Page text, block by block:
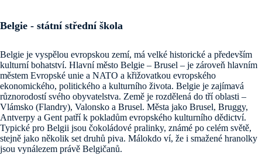
Belgie - státní střední škola
Belgie je vyspělou evropskou zemí, má velké historické a především
kulturní bohatství. Hlavní město Belgie – Brusel – je zároveň hlavním
městem Evropské unie a NATO a křižovatkou evropského
ekonomického, politického a kulturního života. Belgie je zajímavá
různorodostí svého obyvatelstva. Země je rozdělená do tří oblasti –
Vlámsko (Flandry), Valonsko a Brusel. Města jako Brusel, Bruggy,
Antverpy a Gent patří k pokladům evropského kulturního dědictví.
Typické pro Belgii jsou čokoládové pralinky, známé po celém světě,
stejně jako několik set druhů piva. Málokdo ví, že i smažené hranolky
jsou vynálezem právě Belgičanů.